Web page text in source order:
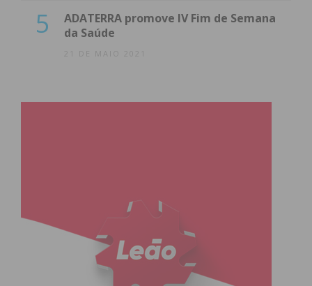
5
ADATERRA promove IV Fim de Semana
da Saúde
21 DE MAIO 2021